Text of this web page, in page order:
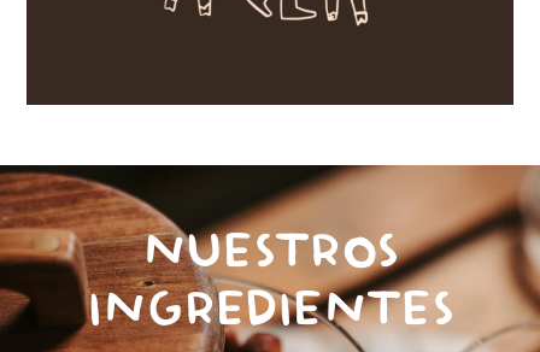
NUESTROS
INGREDIENTES